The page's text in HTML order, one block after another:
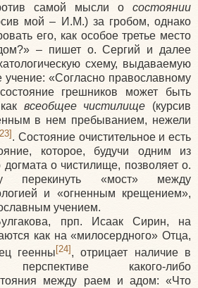
самой мысли о состоянии
мой – И.М.) за гробом, однако
его, как особое третье место
– пишет о. Сергий и далее
схему, выдаваемую
учение: «Согласно православному
грешников может быть
всеобщее чистилище (курсив
в нем пребыванием, нежели
. Состояние очистительное и есть
которое, будучи одним из
догмата о чистилище, позволяет о.
перекинуть «мост» между
и «огненным крещением»,
учением.
прп. Исаак Сирин, на
как на «милосердного» Отца,
геенны [24] , отрицает наличие в
перспективе какого-либо
между раем и адом: «Что